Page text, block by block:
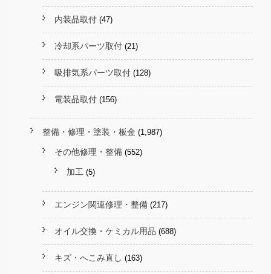
内装品取付 (47)
冷却系パーツ取付 (21)
吸排気系パーツ取付 (128)
電装品取付 (156)
整備・修理・塗装・板金 (1,987)
その他修理・整備 (552)
加工 (5)
エンジン関連修理・整備 (217)
オイル交換・ケミカル用品 (688)
キズ・へこみ直し (163)